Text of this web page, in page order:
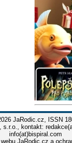
JaRodic.cz, ISSN
s.r.o., kontakt:
info(at)bispiral.com
webu JaRodic.cz a